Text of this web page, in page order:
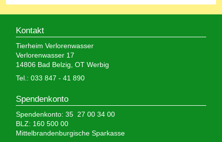
Kontakt
Tierheim Verlorenwasser
Verlorenwasser 17
14806 Bad Belzig, OT Werbig
Tel.: 033 847 - 41 890
Spendenkonto
Spendenkonto: 35 27 00 34 00
BLZ: 160 500 00
Mittelbrandenburgische Sparkasse